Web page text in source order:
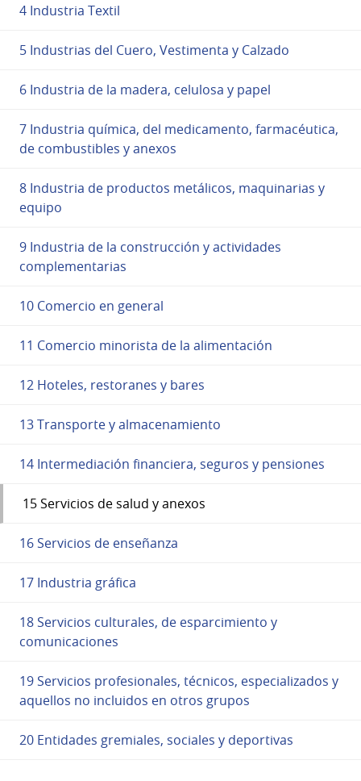
4 Industria Textil
5 Industrias del Cuero, Vestimenta y Calzado
6 Industria de la madera, celulosa y papel
7 Industria química, del medicamento, farmacéutica,
de combustibles y anexos
8 Industria de productos metálicos, maquinarias y
equipo
9 Industria de la construcción y actividades
complementarias
10 Comercio en general
11 Comercio minorista de la alimentación
12 Hoteles, restoranes y bares
13 Transporte y almacenamiento
14 Intermediación financiera, seguros y pensiones
15 Servicios de salud y anexos
16 Servicios de enseñanza
17 Industria gráfica
18 Servicios culturales, de esparcimiento y
comunicaciones
19 Servicios profesionales, técnicos, especializados y
aquellos no incluidos en otros grupos
20 Entidades gremiales, sociales y deportivas